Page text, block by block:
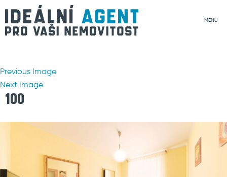
MENU
Previous Image
Next Image
100